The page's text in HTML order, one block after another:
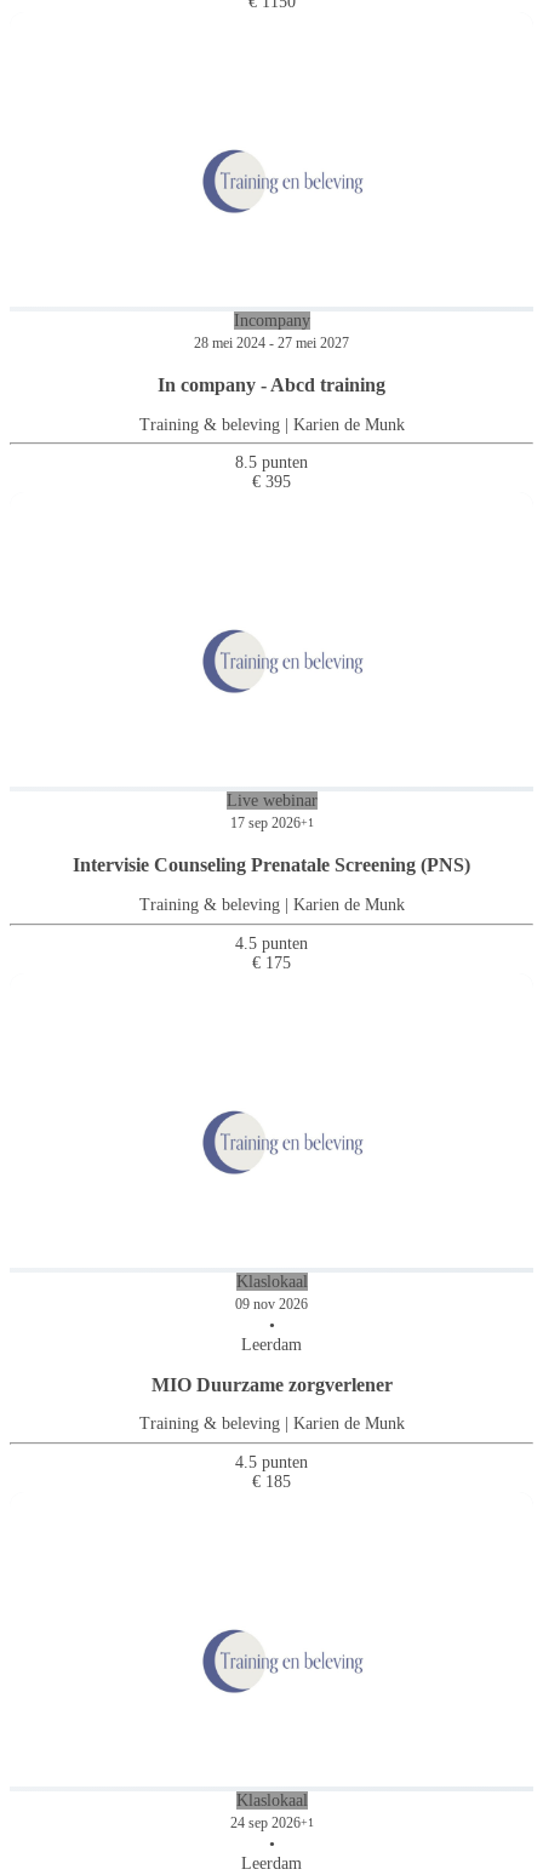
Incompany
28 mei 2024 - 27 mei 2027
In company - Abcd training
Training & beleving | Karien de Munk
8.5 punten
€ 395
Live webinar
17 sep 2026+1
Intervisie Counseling Prenatale Screening (PNS)
Training & beleving | Karien de Munk
4.5 punten
€ 175
Klaslokaal
09 nov 2026
•
Leerdam
MIO Duurzame zorgverlener
Training & beleving | Karien de Munk
4.5 punten
€ 185
Klaslokaal
24 sep 2026+1
•
Leerdam